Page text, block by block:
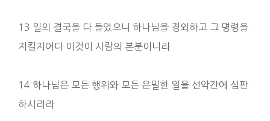
13 일의 결국을 다 들었으니 하나님을 경외하고 그 명령을
지킬지어다 이것이 사람의 본분이니라
14 하나님은 모든 행위와 모든 은밀한 일을 선악간에 심판
하시리라